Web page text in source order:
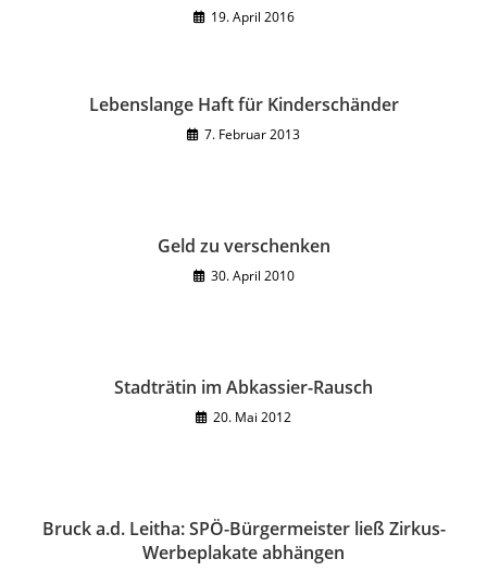
19. April 2016
Lebenslange Haft für Kinderschänder
7. Februar 2013
Geld zu verschenken
30. April 2010
Stadträtin im Abkassier-Rausch
20. Mai 2012
Bruck a.d. Leitha: SPÖ-Bürgermeister ließ Zirkus-
Werbeplakate abhängen